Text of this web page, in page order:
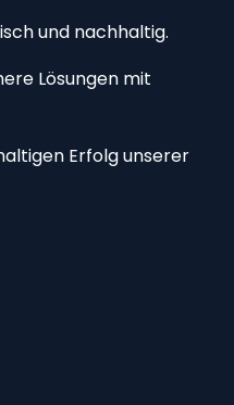
und nachhaltig.
Lösungen mit
Erfolg unserer